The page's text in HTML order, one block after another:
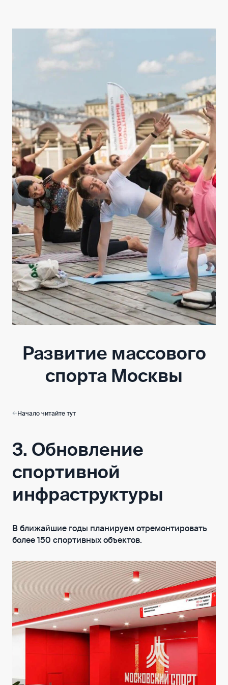
Развитие массового
спорта Москвы
Начало читайте тут
3. Обновление
спортивной
инфраструктуры
В ближайшие годы планируем отремонтировать
более 150 спортивных объектов.